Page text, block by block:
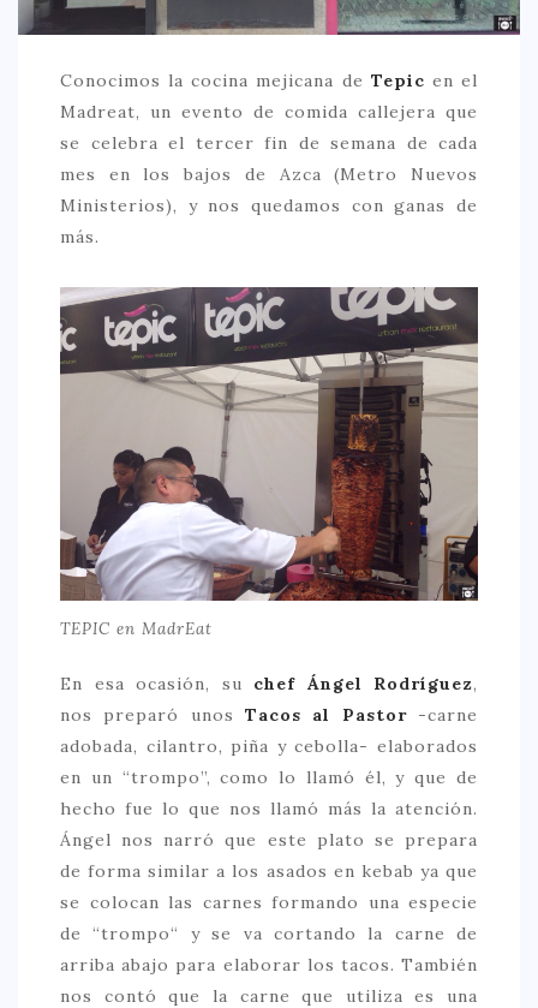
SALUDABLE
TAPAS
PRECIO
25 – 50 €
> 50 €
NUESTROS FAVORITOS
BEAUTY
CONOCIENDO A …
ESCAPADAS
EVENTOS POP UP
GOURMET
HEALTHY
MAPA
POR SUS BAÑOS…
CONTACTO
Conocimos la cocina mejicana de Tepic en el
Madreat, un evento de comida callejera que
se celebra el tercer fin de semana de cada
mes en los bajos de Azca (Metro Nuevos
Ministerios), y nos quedamos con ganas de
más.
TEPIC en MadrEat
En esa ocasión, su chef Ángel Rodríguez,
nos preparó unos Tacos al Pastor-carne
adobada, cilantro, piña y cebolla- elaborados
en un “trompo”, como lo llamó él, y que de
hecho fue lo que nos llamó más la atención.
Ángel nos narró que este plato se prepara
de forma similar a los asados en kebab ya que
se colocan las carnes formando una especie
de “trompo“ y se va cortando la carne de
arriba abajo para elaborar los tacos. También
nos contó que la carne que utiliza es una